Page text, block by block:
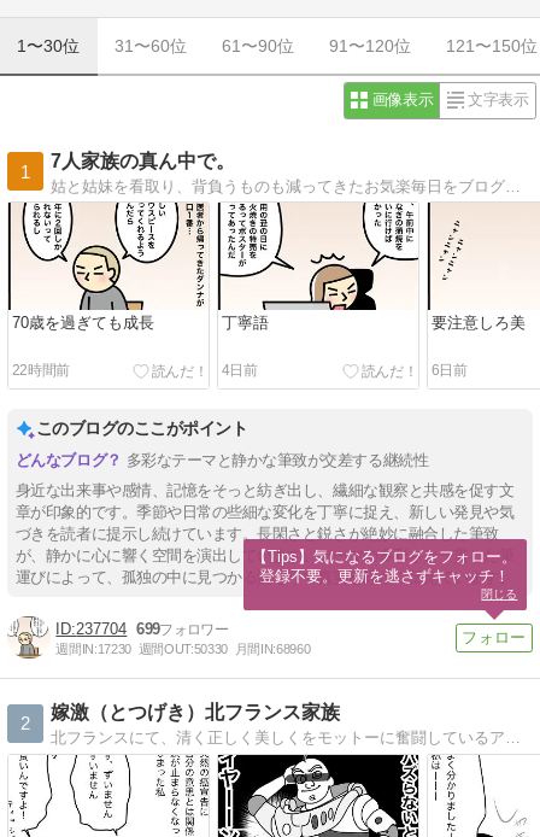
1〜30位 31〜60位 61〜90位 91〜120位 121〜150位
画像表示 文字表示
1
7人家族の真ん中で。
姑と姑妹を看取り、背負うものも減ってきたお気楽毎日をブログで更新。心に描いた夫婦の未来予想図は思ったとおりにかなえられていくのか…？
70歳を過ぎても成長
22時間前
丁寧語
4日前
要注意しろ美
6日前
このブログのここがポイント
多彩なテーマと静かな筆致が交差する継続性
身近な出来事や感情、記憶をそっと紡ぎ出し、繊細な観察と共感を促す文
章が印象的です。季節や日常の些細な変化を丁寧に捉え、新しい発見や気
づきを読者に提示し続けています。長閑さと鋭さが絶妙に融合した筆致
が、静かに心に響く空間を演出しています。テーマの多彩さと一貫した筆
運びによって、孤独の中に見つかる温もりや真実を静かに伝えています。
237704 699
週間IN:17230 週間OUT:50330 月間IN:68960
2
嫁激（とつげき）北フランス家族
北フランスにて、清く正しく美しくをモットーに奮闘しているアラサー母の絵日記です。
【Tips】気になるブログをフォロー。
登録不要。更新を逃さずキャッチ！
閉じる